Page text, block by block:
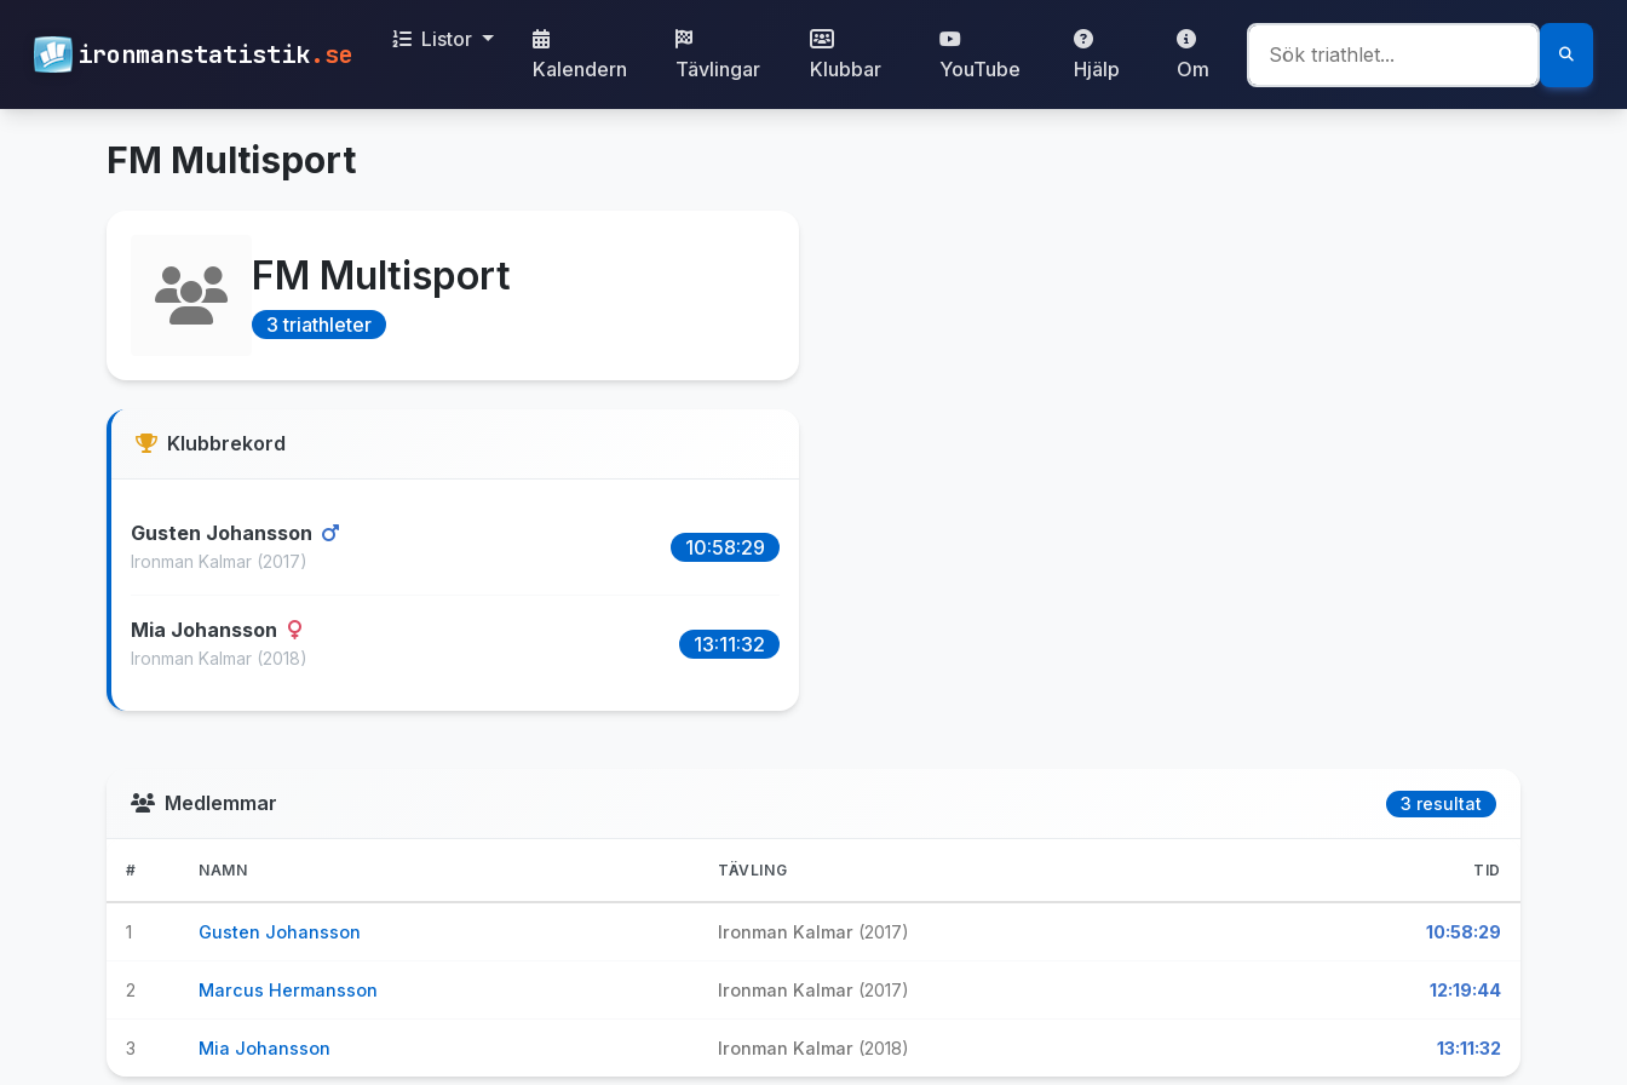
ironmanstatistik.se
Listor
Kalendern
Tävlingar Klubbar YouTube Hjälp Om
FM Multisport
FM Multisport
3 triathleter
Klubbrekord
Gusten Johansson
Ironman Kalmar (2017)
10:58:29
Mia Johansson
Ironman Kalmar (2018)
13:11:32
Medlemmar 3 resultat
# NAMN TÄVLING TID
1 Gusten Johansson Ironman Kalmar (2017) 10:58:29
2 Marcus Hermansson Ironman Kalmar (2017) 12:19:44
3 Mia Johansson Ironman Kalmar (2018) 13:11:32